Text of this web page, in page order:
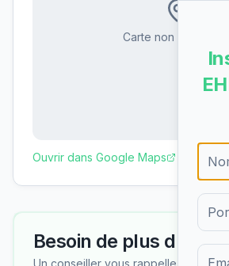
Carte non disponible
Ouvrir dans Google Maps
Besoin de plus
Un conseiller vous rappelle